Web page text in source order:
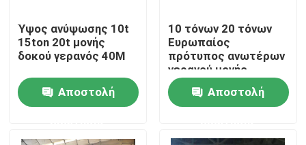
Αρχική Σελίδα
Προϊόντα
Ύψος ανύψωσης 10t
15ton 20t μονής
δοκού γερανός 40M
Αποστολή
10 τόνων 20 τόνων
Ευρωπαίος
πρότυπος ανωτέρων
γερανού μονής
δέσμης 220-440V 3
φάσης Αποστολή